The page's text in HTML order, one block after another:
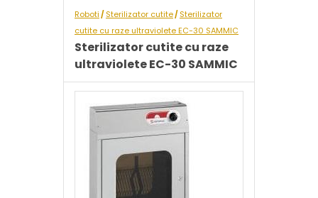
Roboti / Sterilizator cutite/ Sterilizator
cutite cu raze ultraviolete EC-30 SAMMIC
Sterilizator cutite cu raze
ultraviolete EC-30 SAMMIC